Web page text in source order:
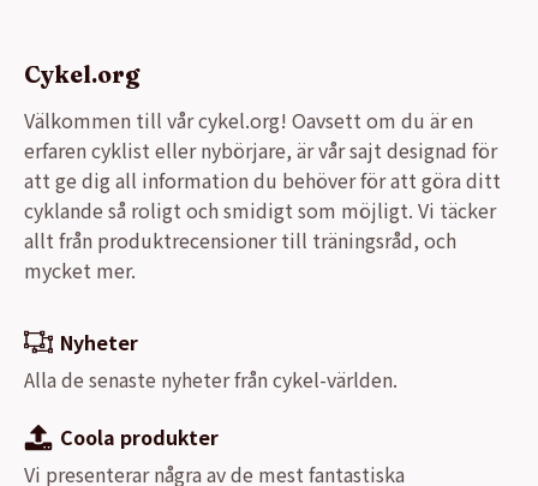
Cykel.org
Välkommen till vår cykel.org! Oavsett om du är en
erfaren cyklist eller nybörjare, är vår sajt designad för
att ge dig all information du behöver för att göra ditt
cyklande så roligt och smidigt som möjligt. Vi täcker
allt från produktrecensioner till träningsråd, och
mycket mer.
Nyheter
Alla de senaste nyheter från cykel-världen.
Coola produkter
Vi presenterar några av de mest fantastiska